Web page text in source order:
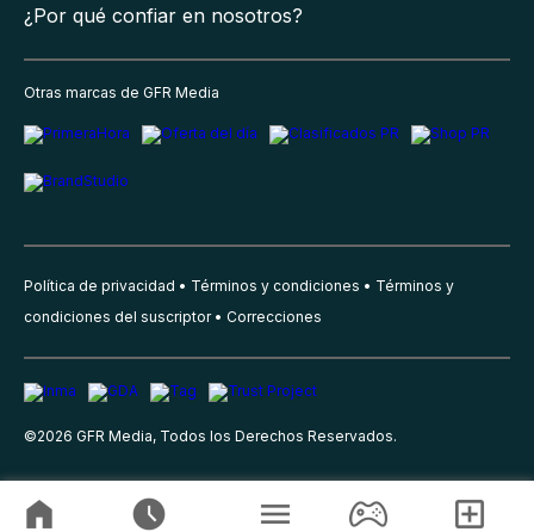
¿Por qué confiar en nosotros?
Otras marcas de GFR Media
Política de privacidad Términos y condiciones
Términos y
condiciones del suscriptor
Correcciones
©2026 GFR Media, Todos los Derechos Reservados.